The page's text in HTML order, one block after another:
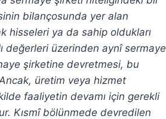
bilançosunda yer alan
hisseleri ya da sahip oldukları
değerleri üzerinden aynî sermaye
şirketine devretmesi, bu
üretim veya hizmet
faaliyetin devamı için gerekli
Kısmî bölünmede devredilen